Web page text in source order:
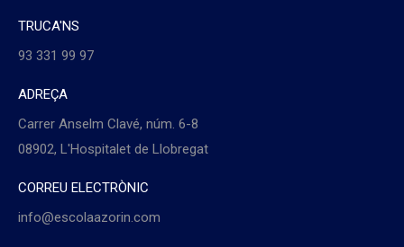
TRUCA'NS
93 331 99 97
ADREÇA
Carrer Anselm Clavé, núm. 6-8
08902, L'Hospitalet de Llobregat
CORREU ELECTRÒNIC
info@escolaazorin.com